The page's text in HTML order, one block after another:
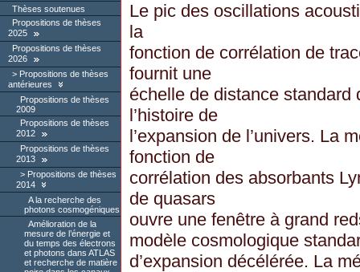
Thèses soutenues
Propositions de thèses
2025
Propositions de thèses
2026
Propositions de thèses
antérieures
Propositions de thèses
2009
Propositions de thèses
2012
Propositions de thèses
2013
Propositions de thèses
2014
A la recherche des
photons cosmogéniques
Amélioration de la
mesure de l’énergie et
du temps des électrons
et photons dans ATLAS
et recherche de matière
Le pic des oscillations
la
fonction de corrélation de
fournit une
échelle de distance standard
l’histoire de
l’expansion de l’univers. La
fonction de
corrélation des absorbants
de quasars
ouvre une fenêtre à grand
modèle cosmologique
d’expansion décélérée. La